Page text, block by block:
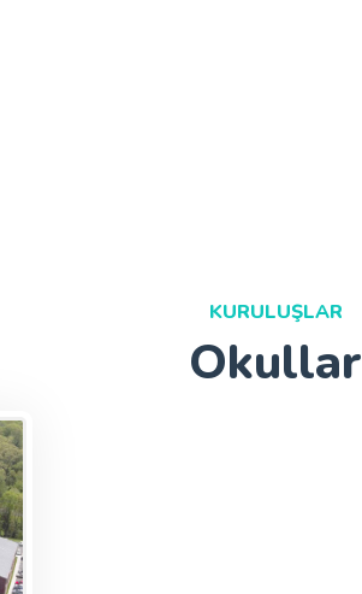
KURULUŞLAR
Okullar